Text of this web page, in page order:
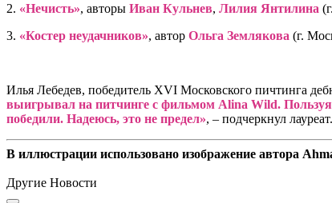
2. «Нечисть», авторы Иван Кульнев, Лилия Янтилина
3. «Костер неудачников», автор Ольга Землякова (г.
Илья Лебедев, победитель XVI Московского пичтинга
выигрывал на питчинге с фильмом Alina Wild.
победили. Надеюсь, это не предел», – подчеркнул лауреат.
В иллюстрации использовано изображение автора
Другие Новости